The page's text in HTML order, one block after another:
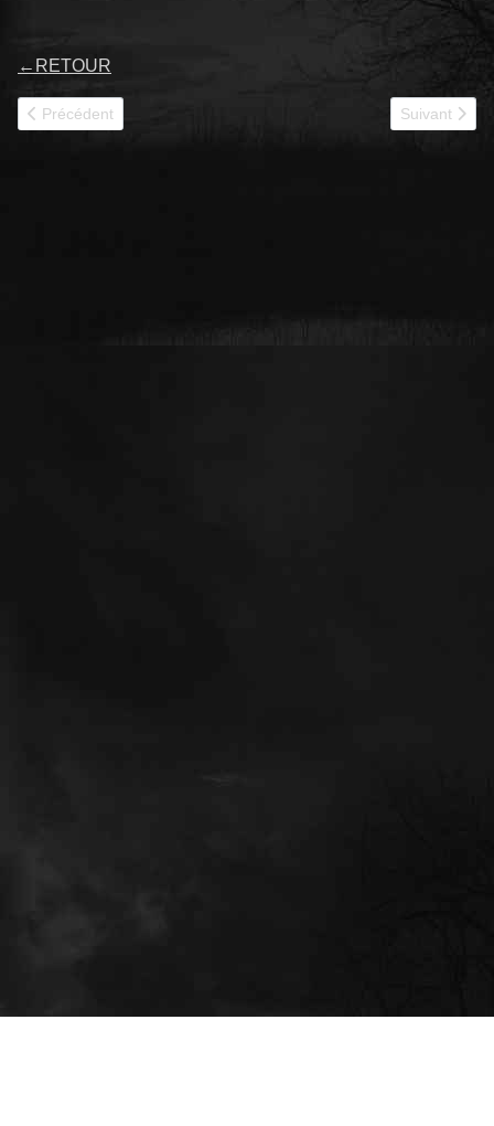
← RETOUR
Article précédent : 30094
Précédent Article
Suivant